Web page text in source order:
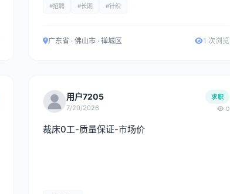
改进建议。 3) 重点把控织造疵点、染色均匀
完成，及时上报重大质量问题。 任职要求： 男
#招聘 #长期 #针织
广东省 · 佛山市 · 禅城区 1 次浏览
用户7205
7/20/2026
求职
0
裁床0工-质量保证-市场价